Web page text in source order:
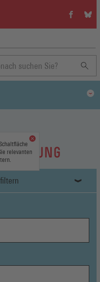
WSI
auf
(Öffnet
in
einem
neuen
WSI
auf
in
relevanten